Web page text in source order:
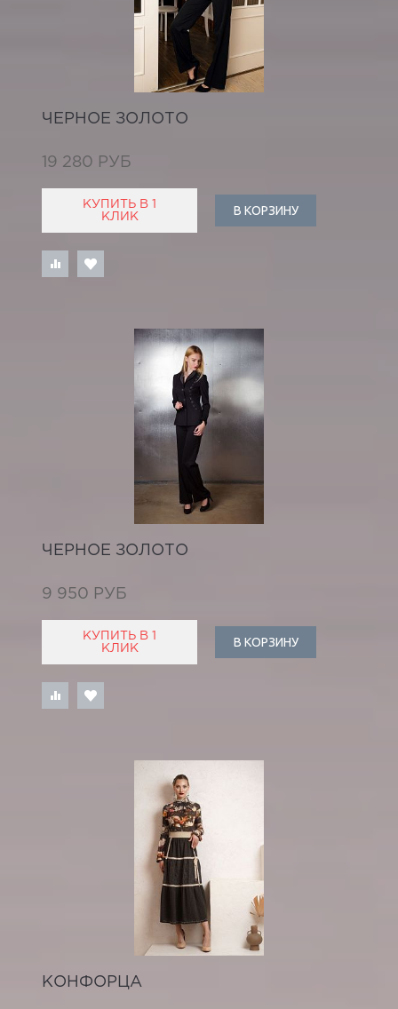
ЧЕРНОЕ ЗОЛОТО
19 280 РУБ
КУПИТЬ В 1
КЛИК
В КОРЗИНУ
ЧЕРНОЕ ЗОЛОТО
9 950 РУБ
КУПИТЬ В 1
КЛИК
В КОРЗИНУ
КОНФОРЦА